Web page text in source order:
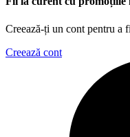
Creează-ți un cont pentru a
Creează cont